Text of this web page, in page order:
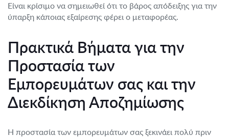
Είναι κρίσιμο να σημειωθεί ότι το βάρος απόδειξης για την
ύπαρξη κάποιας εξαίρεσης φέρει ο μεταφορέας.
Πρακτικά Βήματα για την
Προστασία των
Εμπορευμάτων σας και την
Διεκδίκηση Αποζημίωσης
Η προστασία των εμπορευμάτων σας ξεκινάει πολύ πριν